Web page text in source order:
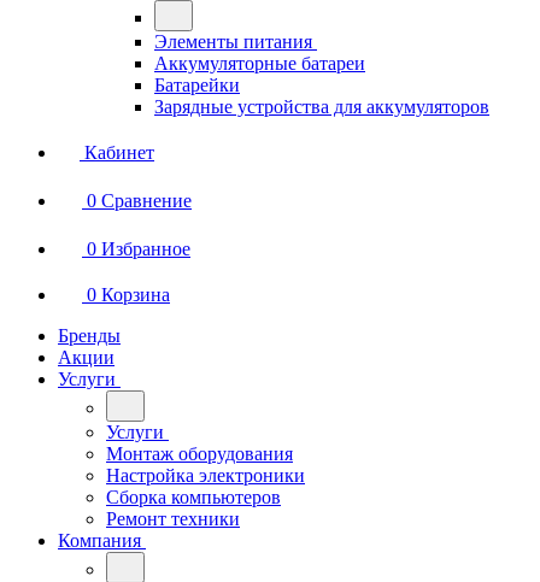
Элементы питания
Аккумуляторные батареи
Батарейки
Зарядные устройства для аккумуляторов
Кабинет
0 Сравнение
0 Избранное
0 Корзина
Бренды
Акции
Услуги
Услуги
Монтаж оборудования
Настройка электроники
Сборка компьютеров
Ремонт техники
Компания